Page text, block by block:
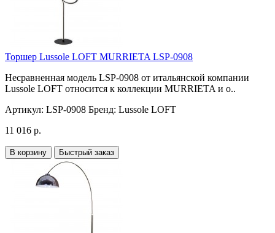
Торшер Lussole LOFT MURRIETA LSP-0908
Несравненная модель LSP-0908 от итальянской компании
Lussole LOFT относится к коллекции MURRIETA и о..
Артикул: LSP-0908 Бренд: Lussole LOFT
11 016 р.
В корзину Быстрый заказ